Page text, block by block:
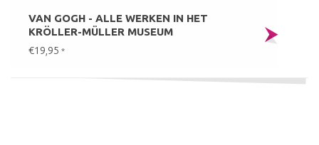
VAN GOGH - ALLE WERKEN IN HET
KRÖLLER-MÜLLER MUSEUM
€19,95 *